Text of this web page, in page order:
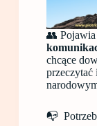
👥 Pojawia
chcące
📭